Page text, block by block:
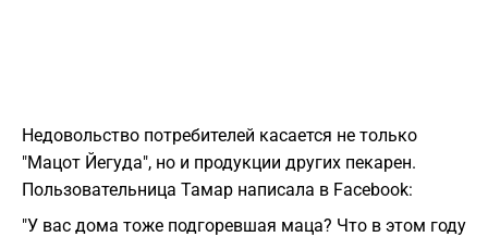
Недовольство потребителей касается не только
"Мацот Йегуда", но и продукции других пекарен.
Пользовательница Тамар написала в Facebook:
"У вас дома тоже подгоревшая маца? Что в этом году